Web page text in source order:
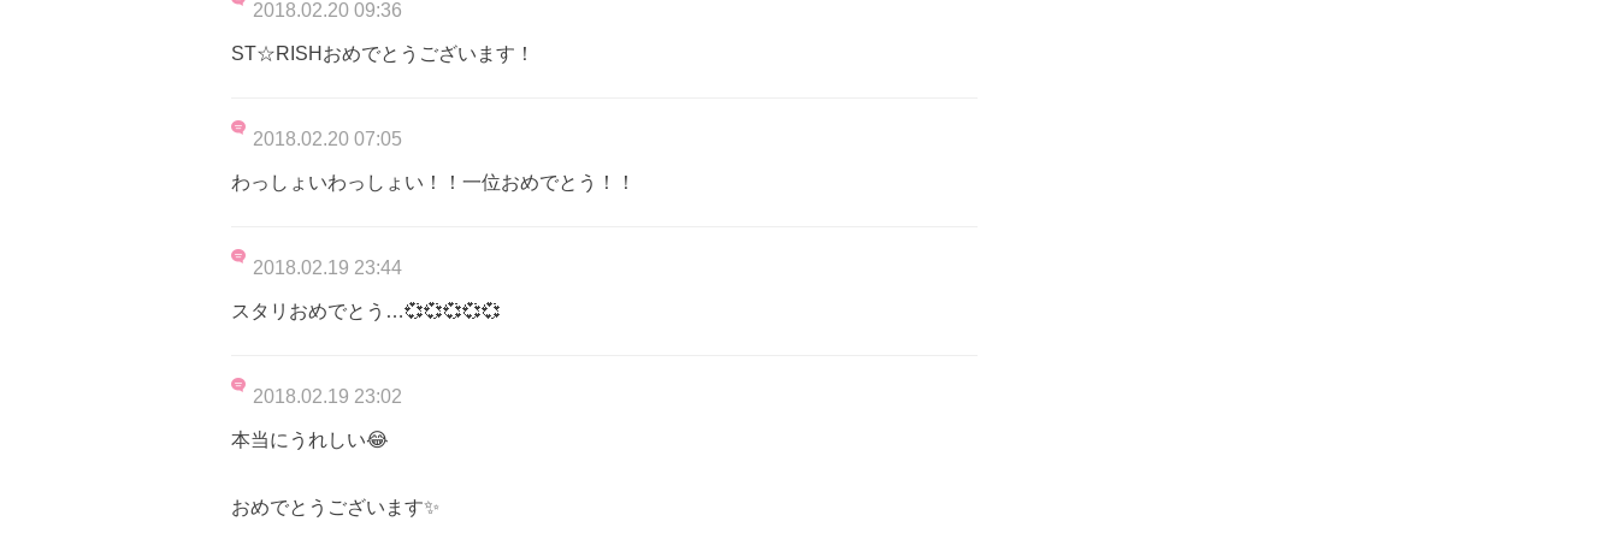
2018.02.20 09:36
ST☆RISHおめでとうございます！
2018.02.20 07:05
わっしょいわっしょい！！一位おめでとう！！
2018.02.19 23:44
スタリおめでとう…💞💞💞💞💞
2018.02.19 23:02
本当にうれしい😂
おめでとうございます✨